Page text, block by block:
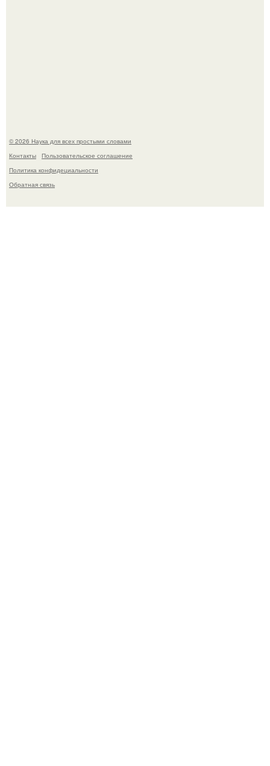
© 2026 Наука для всех простыми словами
Контакты
Пользовательское соглашение
Политика конфидециальности
Обратная связь